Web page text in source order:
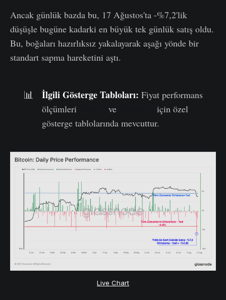
Ancak günlük bazda bu, 17 Ağustos'ta -%7,2'lik
düşüşle bugüne kadarki en büyük tek günlük satış oldu.
Bu, boğaları hazırlıksız yakalayarak aşağı yönde bir
standart sapma hareketini aştı.
📊 İlgili Gösterge Tabloları: Fiyat performans
ölçümleri
ve
için özel
gösterge tablolarında mevcuttur.
Live Chart